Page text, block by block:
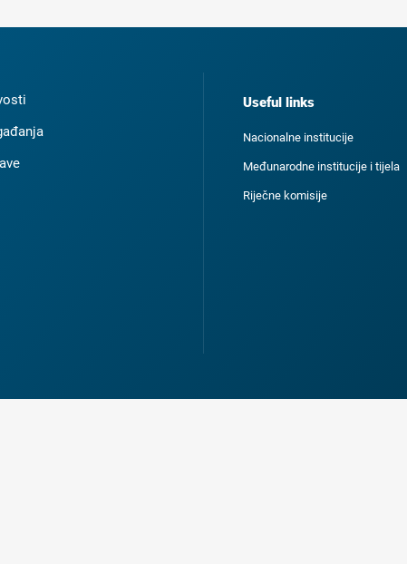
Useful links
Nacionalne institucije
Međunarodne institucije i tijela
Riječne komisije